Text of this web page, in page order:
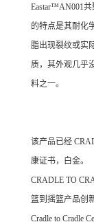
Eastar™AN001
的特点是其耐化
脂出现裂纹或实
质，其外观几乎
料之一。
该产品已经
康证书，白金。
CRADLE TO
篮到摇篮产品创
Cradle to Cradle